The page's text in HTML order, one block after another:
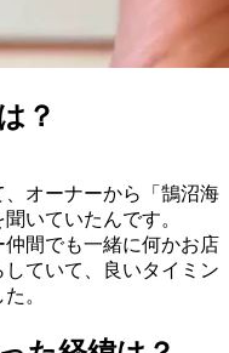
？
オーナーから「鵠沼海
いていたんです。
間でも一緒に何かお店
ていて、良いタイミン
。